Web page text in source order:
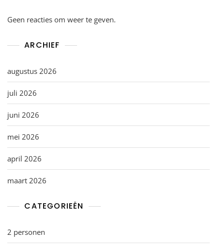
Geen reacties om weer te geven.
ARCHIEF
augustus 2026
juli 2026
juni 2026
mei 2026
april 2026
maart 2026
CATEGORIEËN
2 personen